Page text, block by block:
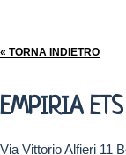
« TORNA INDIETRO
EMPIRIA ETS
Via Vittorio Alfieri 11